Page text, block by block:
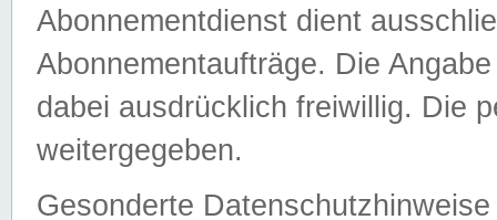
Abonnementdienst dient
Abonnementaufträge. Die
dabei ausdrücklich freiwillig. Die
weitergegeben.
Gesonderte